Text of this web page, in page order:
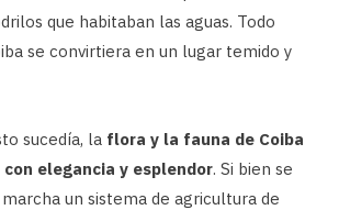
que habitaban las aguas. Todo
se convirtiera en un lugar temido y
sucedía, la flora y la fauna de Coiba
elegancia y esplendor. Si bien se
un sistema de agricultura de